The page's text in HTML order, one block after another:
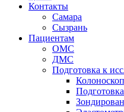
Контакты
Самара
Сызрань
Пациентам
ОМС
ДМС
Подготовка к